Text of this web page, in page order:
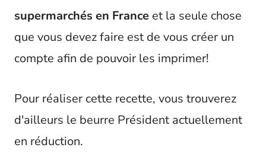
supermarchés en France et la seule chose
que vous devez faire est de vous créer un
compte afin de pouvoir les imprimer!
Pour réaliser cette recette, vous trouverez
d'ailleurs le beurre Président actuellement
en réduction.